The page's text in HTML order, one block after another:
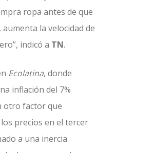
ropa antes de que
aumenta la velocidad de
indicó a TN.
Ecolatina, donde
inflación del 7%
otro factor que
precios en el tercer
a una inercia